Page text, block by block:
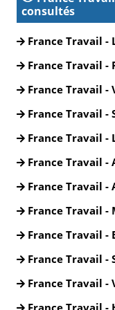
consultés
France Travail -
France Travail -
France Travail -
France Travail -
France Travail -
France Travail -
France Travail -
France Travail -
France Travail -
France Travail -
France Travail -
France Travail -